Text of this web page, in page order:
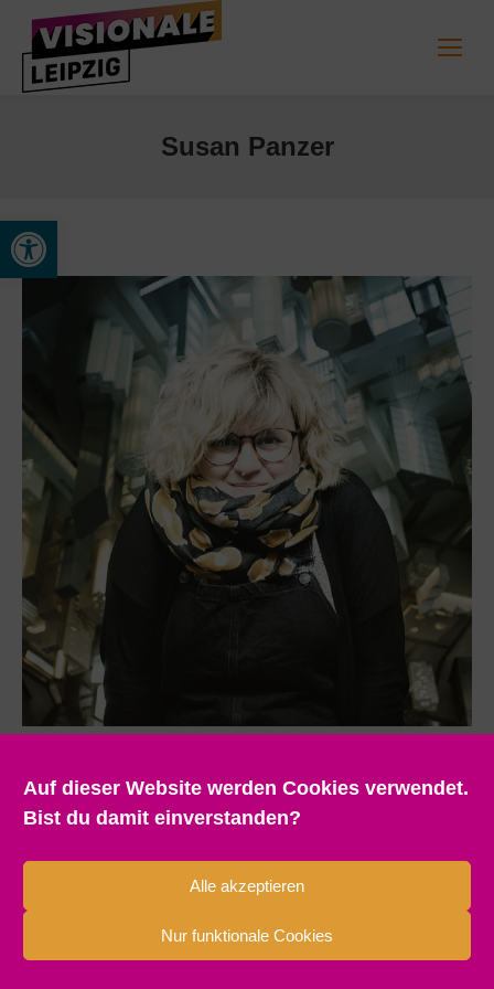
Werkzeugleiste öffnen
Auf dieser Website werden Cookies verwendet.
Bist du damit einverstanden?
Alle akzeptieren
Nur funktionale Cookies
Susan Panzer